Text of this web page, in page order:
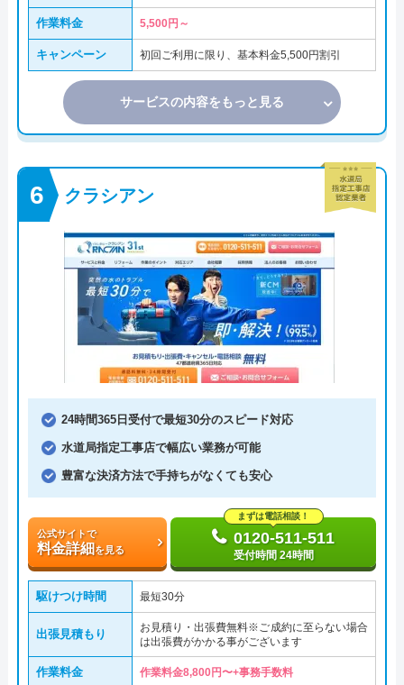
作業料金 5,500円～
キャンペーン 初回ご利用に限り、基本料金5,500円割引
サービスの内容をもっと見る
クラシアン
24時間365日受付で最短30分のスピード対応
水道局指定工事店で幅広い業務が可能
豊富な決済方法で手持ちがなくても安心
公式サイトで
料金詳細を見る
まずは電話相談！
0120-511-511
受付時間 24時間
駆けつけ時間 最短30分
出張見積もり
お見積り・出張費無料※ご成約に至らない場合
は出張費がかかる事がございます
作業料金 作業料金8,800円〜+事務手数料